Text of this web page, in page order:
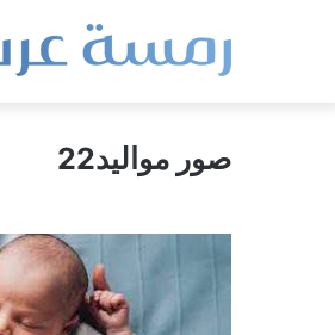
صور مواليد22